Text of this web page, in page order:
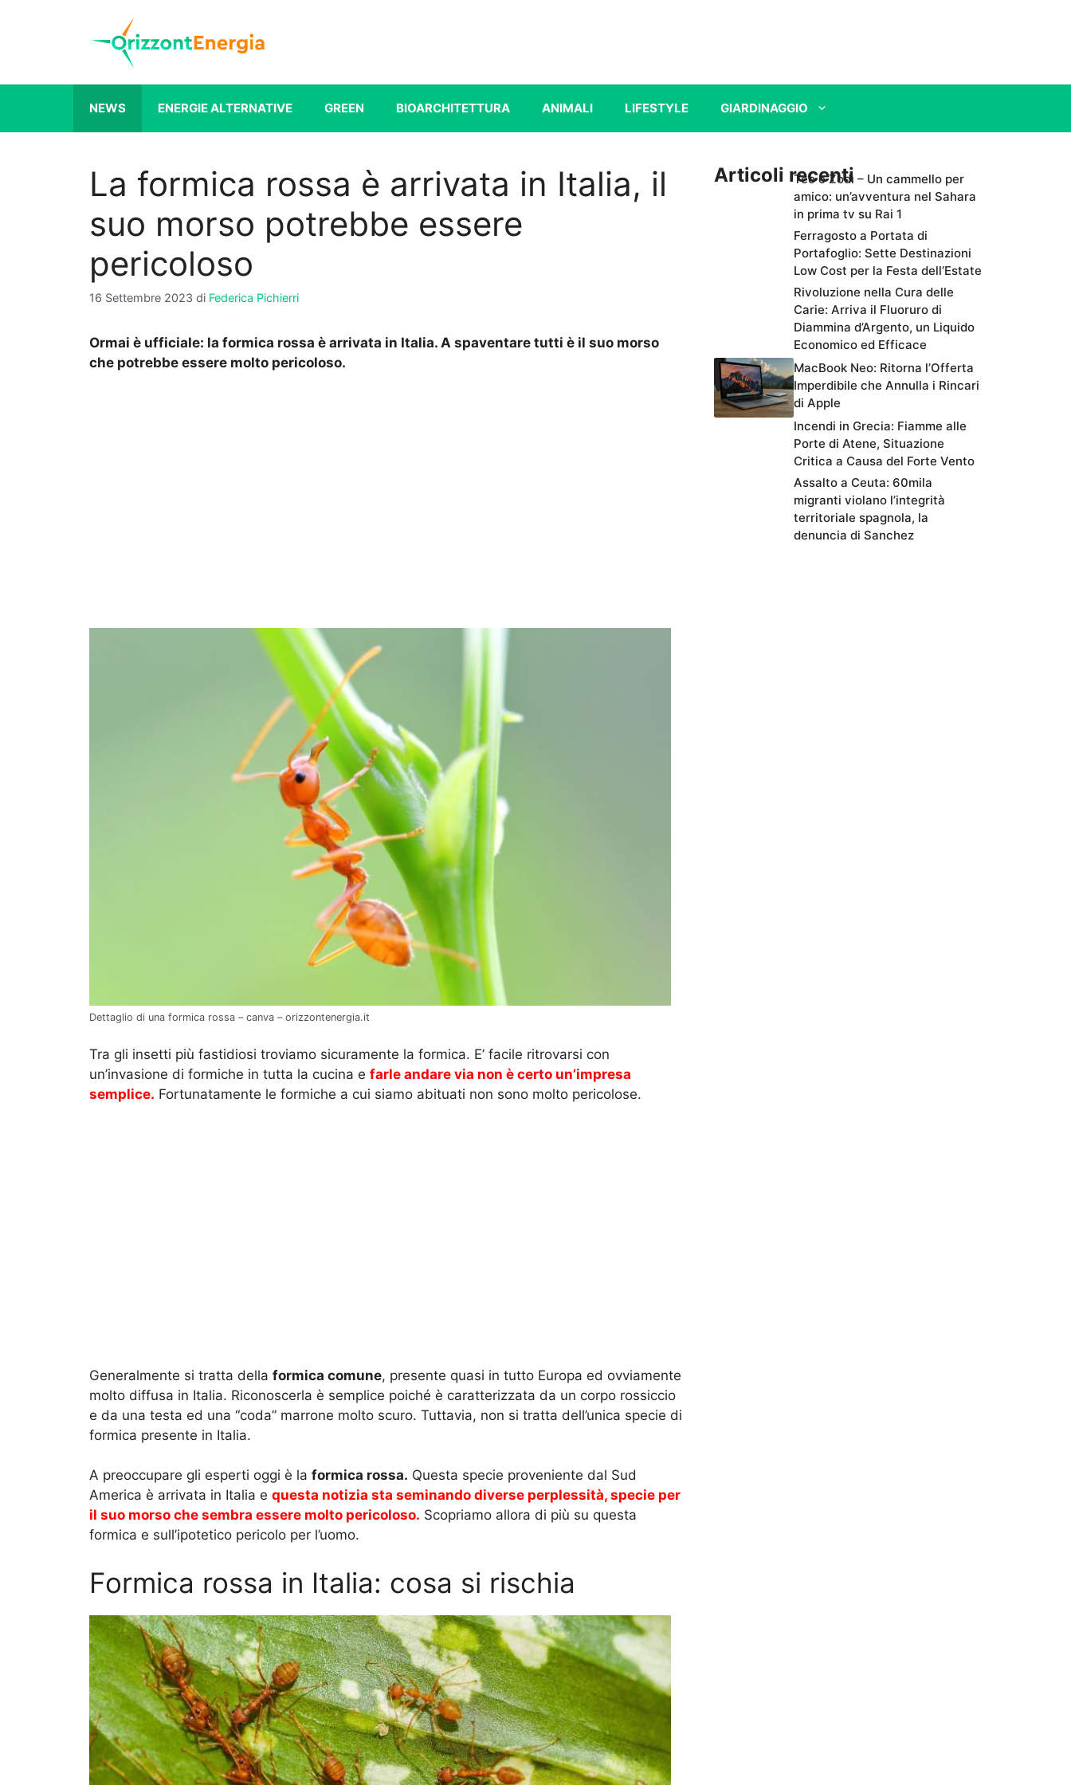
NEWS ENERGIE ALTERNATIVE GREEN BIOARCHITETTURA ANIMALI LIFESTYLE GIARDINAGGIO
La formica rossa è arrivata in Italia, il
suo morso potrebbe essere
pericoloso
16 Settembre 2023 di Federica Pichierri
Ormai è ufficiale: la formica rossa è arrivata in Italia. A spaventare tutti è il suo morso
che potrebbe essere molto pericoloso.
Dettaglio di una formica rossa – canva – orizzontenergia.it
Tra gli insetti più fastidiosi troviamo sicuramente la formica. E’ facile ritrovarsi con
un’invasione di formiche in tutta la cucina e farle andare via non è certo un’impresa
semplice. Fortunatamente le formiche a cui siamo abituati non sono molto pericolose.
Generalmente si tratta della formica comune, presente quasi in tutto Europa ed ovviamente
molto diffusa in Italia. Riconoscerla è semplice poiché è caratterizzata da un corpo rossiccio
e da una testa ed una “coda” marrone molto scuro. Tuttavia, non si tratta dell’unica specie di
formica presente in Italia.
A preoccupare gli esperti oggi è la formica rossa. Questa specie proveniente dal Sud
America è arrivata in Italia e questa notizia sta seminando diverse perplessità, specie per
il suo morso che sembra essere molto pericoloso. Scopriamo allora di più su questa
formica e sull’ipotetico pericolo per l’uomo.
Formica rossa in Italia: cosa si rischia
Articoli recentiTeo e Zodì – Un cammello per
amico: un’avventura nel Sahara
in prima tv su Rai 1
Ferragosto a Portata di
Portafoglio: Sette Destinazioni
Low Cost per la Festa dell’Estate
Rivoluzione nella Cura delle
Carie: Arriva il Fluoruro di
Diammina d’Argento, un Liquido
Economico ed Efficace
MacBook Neo: Ritorna l’Offerta
Imperdibile che Annulla i Rincari
di Apple
Incendi in Grecia: Fiamme alle
Porte di Atene, Situazione
Critica a Causa del Forte Vento
Assalto a Ceuta: 60mila
migranti violano l’integrità
territoriale spagnola, la
denuncia di Sanchez